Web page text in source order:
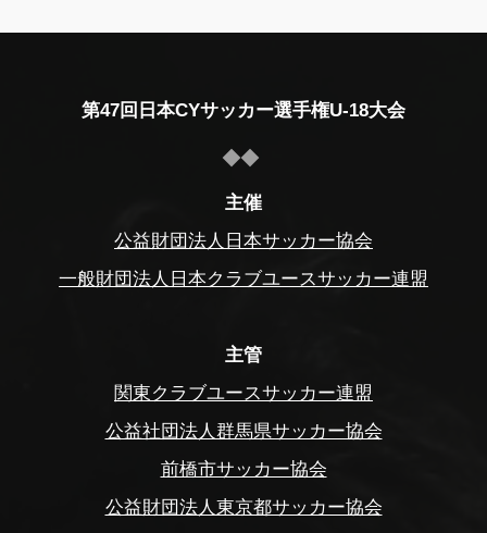
第47回日本CYサッカー選手権U-18大会
主催
公益財団法人日本サッカー協会
一般財団法人日本クラブユースサッカー連盟
主管
関東クラブユースサッカー連盟
公益社団法人群馬県サッカー協会
前橋市サッカー協会
公益財団法人東京都サッカー協会